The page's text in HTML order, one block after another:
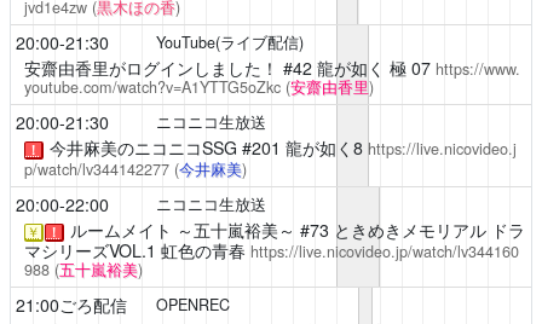
jvd1e4zw (黒木ほの香)
20:00-21:30 YouTube(ライブ配信)
安齋由香里がログインしました！ #42 龍が如く 極 07 https://www.
youtube.com/watch?v=A1YTTG5oZkc (安齋由香里)
20:00-21:30 ニコニコ生放送
！ 今井麻美のニコニコSSG #201 龍が如く8 https://live.nicovideo.j
p/watch/lv344142277 (今井麻美)
20:00-22:00 ニコニコ生放送
￥ ！ ルームメイト ～五十嵐裕美～ #73 ときめきメモリアル ドラ
マシリーズVOL.1 虹色の青春 https://live.nicovideo.jp/watch/lv344160
988 (五十嵐裕美)
21:00ごろ配信 OPENREC